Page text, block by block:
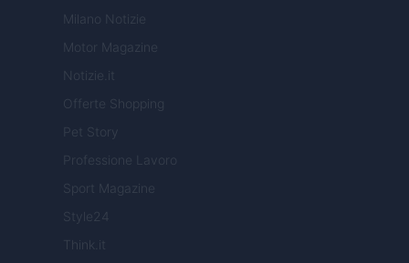
Milano Notizie
Motor Magazine
Notizie.it
Offerte Shopping
Pet Story
Professione Lavoro
Sport Magazine
Style24
Think.it